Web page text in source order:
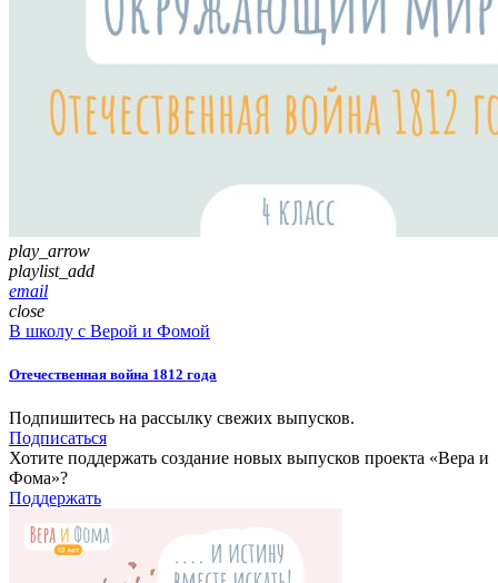
play_arrow
playlist_add
email
close
В школу с Верой и Фомой
Отечественная война 1812 года
Подпишитесь на рассылку свежих выпусков.
Подписаться
Хотите поддержать создание новых выпусков проекта «Вера и
Фома»?
Поддержать